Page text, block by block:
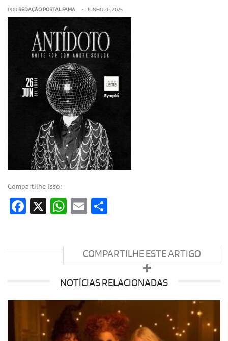
POR REDAÇÃO PORTAL FAMA • JUNHO 26, 2025
Compartilhe isso:
Facebook
X WhatsApp
Email
COMPARTILHE ESTE ARTIGO
NOTÍCIAS RELACIONADAS